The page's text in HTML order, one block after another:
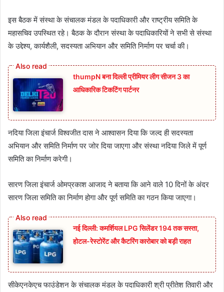
इस बैठक में संस्था के संचालक मंडल के पदाधिकारी और राष्ट्रीय समिति के
महासचिव उपस्थित रहे। बैठक के दौरान संस्था के पदाधिकारियों ने सभी से संस्था
के उद्देश्य, कार्यशैली, सदस्यता अभियान और समिति निर्माण पर चर्चा की।
thumpN बना दिल्ली प्रीमियर लीग सीजन 3 का
आधिकारिक टिकटिंग पार्टनर
नदिया जिला इंचार्ज विश्वजीत दास ने आश्वासन दिया कि जल्द ही सदस्यता
अभियान और समिति निर्माण पर जोर दिया जाएगा और संस्था नदिया जिले में पूर्ण
समिति का निर्माण करेगी।
सारण जिला इंचार्ज ओमप्रकाश आजाद ने बताया कि आने वाले 10 दिनों के अंदर
सारण जिला समिति का निर्माण होगा और पूर्ण समिति का गठन किया जाएगा।
नई दिल्ली: कमर्शियल LPG सिलेंडर 194 तक सस्ता,
होटल-रेस्टोरेंट और कैटरिंग कारोबार को बड़ी राहत
सीकेएनकेएच फाउंडेशन के संचालक मंडल के पदाधिकारी श्री प्रीतेश तिवारी और